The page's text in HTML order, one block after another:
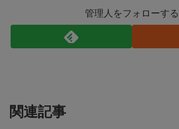
管理人をフォローする
関連記事